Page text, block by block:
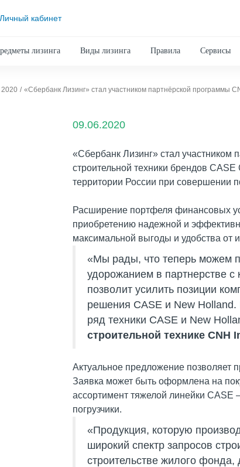
Личный кабинет
лизинга Виды лизинга Правила Сервисы
2020
09.06.2020
«Сбербанк Лизинг» стал
строительной техники брендов
территории России при совершении
Расширение портфеля финансовых
приобретению надежной и
максимальной выгоды и удобства от
«Мы рады, что теперь можем
удорожанием в партнерстве
позволит усилить позиции
решения CASE и New Holland.
ряд техники CASE и New
строительной технике CNH
Актуальное предложение позволяет
Заявка может быть оформлена на
ассортимент тяжелой линейки CASE
погрузчики.
«Продукция, которую
широкий спектр запросов
строительстве жилого